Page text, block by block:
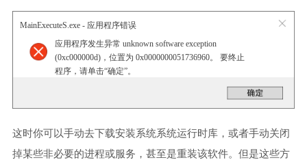
MainExecuteS.exe - 应用程序错误
应用程序发生异常 unknown software exception
(0xc000000d)，位置为 0x0000000051736960。 要终止
程序，请单击“确定”。
这时你可以手动去下载安装系统系统运行时库，或者手动关闭
掉某些非必要的进程或服务，甚至是重装该软件。但是这些方